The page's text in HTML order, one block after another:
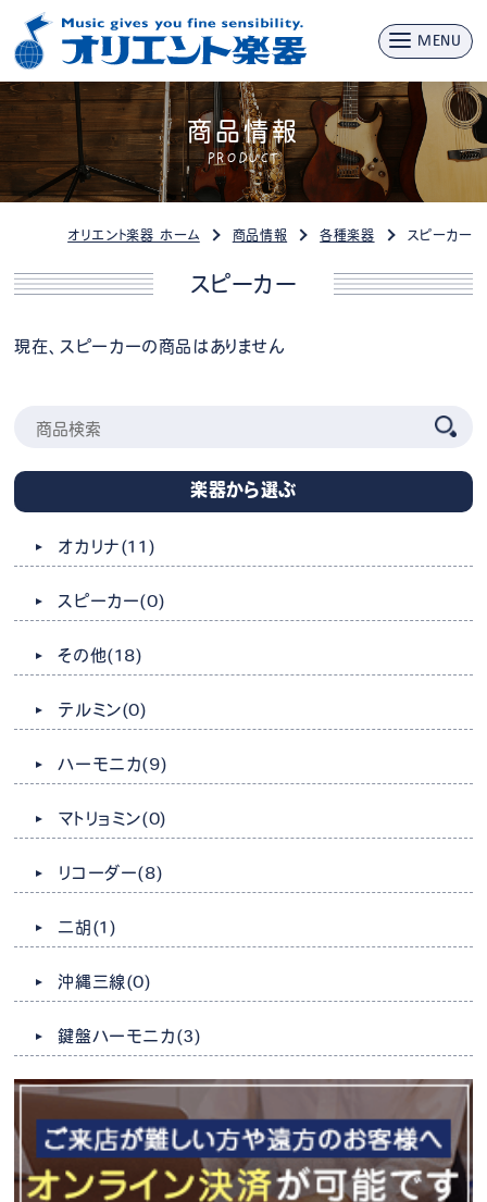
MENU
商品情報
PRODUCT
オリエント楽器 ホーム 商品情報 各種楽器 スピーカー
楽器から選ぶ
オカリナ (11)
スピーカー(0)
その他(18)
テルミン(0)
ハーモニカ(9)
マトリョミン(0)
リコーダー(8)
二胡 (1)
沖縄三線 (0)
鍵盤ハーモニカ (3)
スピーカー
現在、スピーカーの商品はありません